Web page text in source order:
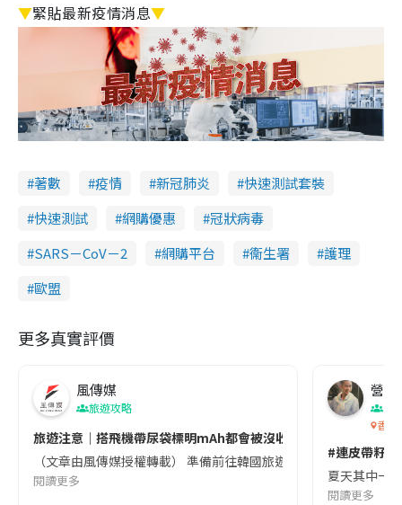
▼緊貼最新疫情消息▼
著數 疫情 新冠肺炎
快速測試套裝
快速測試
網購優惠
冠狀病毒
SARS－CoV－2
網購平台 衞生署
護理
歐盟
更多真實評價
風傳媒
旅遊攻略
旅遊注意｜搭飛機帶尿袋標明mAh都會被沒收😱出發前切記檢查
（文章由風傳媒授權轉載） 準備前往韓國旅遊的民眾，近期要
閱讀更多
營養
香港
#連皮帶籽
夏天其中一
閱讀更多